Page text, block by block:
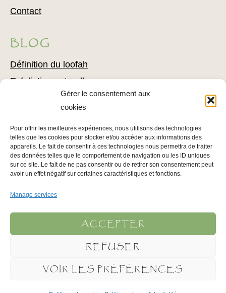
Gérer le consentement aux
cookies
Pour offrir les meilleures expériences, nous utilisons des technologies
telles que les cookies pour stocker et/ou accéder aux informations des
appareils. Le fait de consentir à ces technologies nous permettra de traiter
des données telles que le comportement de navigation ou les ID uniques
sur ce site. Le fait de ne pas consentir ou de retirer son consentement peut
avoir un effet négatif sur certaines caractéristiques et fonctions.
Manage services
ACCEPTER
REFUSER
VOIR LES PRÉFÉRENCES
Contact
BLOG
Définition du loofah
Exfoliation naturelle
Comment utiliser du loofah
Conseils pour l’épilation
Conseils pour soigner votre épiderme
INFOS LÉGALES
Mentions légales
Politique de confidentialité
Conditions Générales d’Utilisation